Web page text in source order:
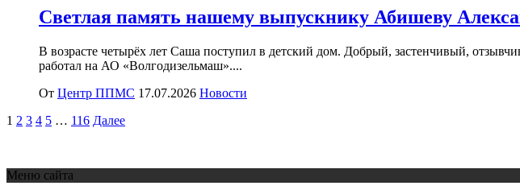
Светлая память нашему выпускнику Абишеву
В возрасте четырёх лет Саша поступил в детский дом. Добрый, застенчивый,
работал на АО «Волгодизельмаш»....
От Центр ППМС 17.07.2026 Новости
Пагинация
1 2 3 4 5 … 116 Далее
Меню сайта